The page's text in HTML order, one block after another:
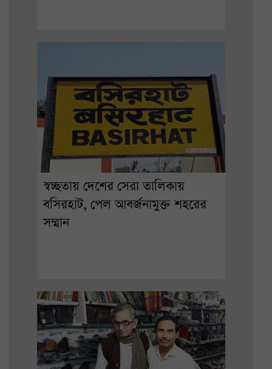
স্বচ্ছতায় দেশের সেরা তালিকায়
বসিরহাট, পেল আবর্জনামুক্ত শহরের
সম্মান